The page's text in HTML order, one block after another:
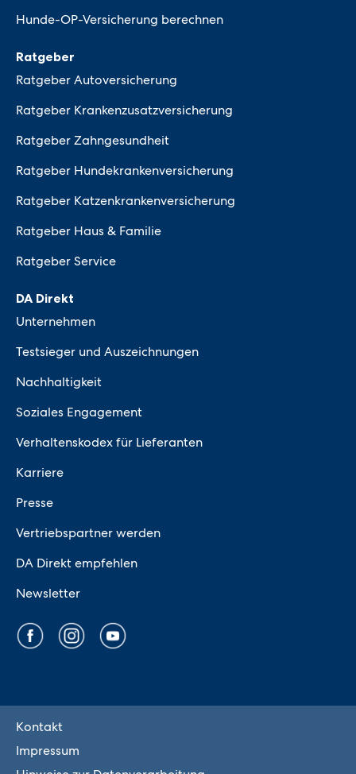
Hunde-OP-Versicherung berechnen
Ratgeber
Ratgeber Autoversicherung
Ratgeber Krankenzusatzversicherung
Ratgeber Zahngesundheit
Ratgeber Hundekrankenversicherung
Ratgeber Katzenkrankenversicherung
Ratgeber Haus & Familie
Ratgeber Service
DA Direkt
Unternehmen
Testsieger und Auszeichnungen
Nachhaltigkeit
Soziales Engagement
Verhaltenskodex für Lieferanten
Karriere
Presse
Vertriebspartner werden
DA Direkt empfehlen
Newsletter
Kontakt
Impressum